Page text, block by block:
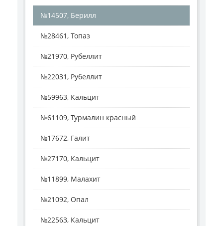
№14507, Берилл
№28461, Топаз
№21970, Рубеллит
№22031, Рубеллит
№59963, Кальцит
№61109, Турмалин красный
№17672, Галит
№27170, Кальцит
№11899, Малахит
№21092, Опал
№22563, Кальцит